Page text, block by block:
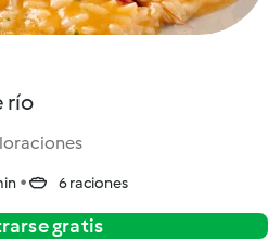
río
6 raciones
gratis